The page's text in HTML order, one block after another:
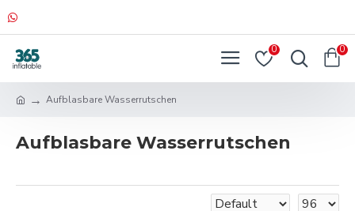
0 0
Aufblasbare Wasserrutschen
Aufblasbare Wasserrutschen